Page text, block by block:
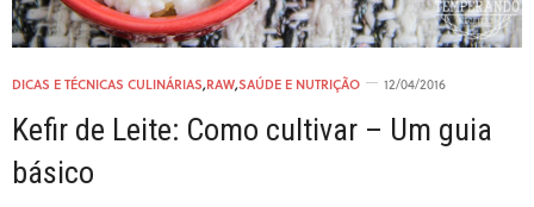
DICAS E TÉCNICAS CULINÁRIAS,RAW,SAÚDE E NUTRIÇÃO 12/04/2016
Kefir de Leite: Como cultivar – Um guia
básico